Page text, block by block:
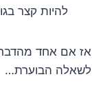
להיות קצר
אז אם אחד
לשאלה הבוערת…